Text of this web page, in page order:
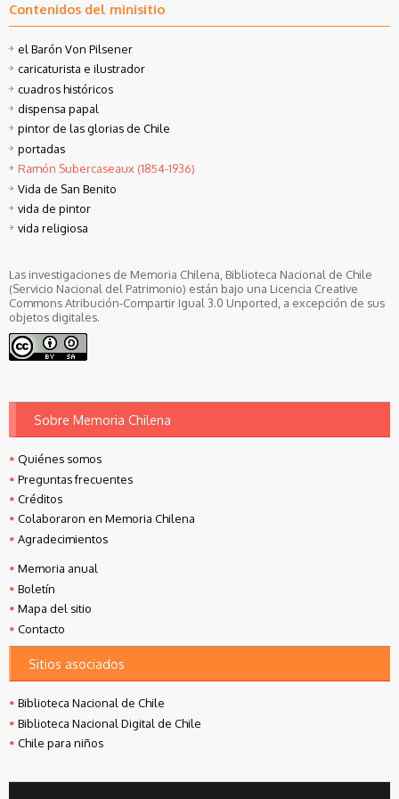
Contenidos del minisitio
el Barón Von Pilsener
caricaturista e ilustrador
cuadros históricos
dispensa papal
pintor de las glorias de Chile
portadas
Ramón Subercaseaux (1854-1936)
Vida de San Benito
vida de pintor
vida religiosa
Las investigaciones de Memoria Chilena, Biblioteca Nacional de Chile
(Servicio Nacional del Patrimonio) están bajo una Licencia Creative
Commons Atribución-Compartir Igual 3.0 Unported, a excepción de sus
objetos digitales.
Sobre Memoria Chilena
Quiénes somos
Preguntas frecuentes
Créditos
Colaboraron en Memoria Chilena
Agradecimientos
Memoria anual
Boletín
Mapa del sitio
Contacto
Sitios asociados
Biblioteca Nacional de Chile
Biblioteca Nacional Digital de Chile
Chile para niños